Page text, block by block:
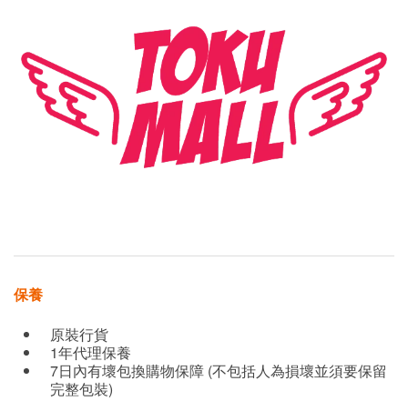
保養
原裝行貨
1年代理保養
7日內有壞包換購物保障 (不包括人為損壞並須要保留
完整包裝)